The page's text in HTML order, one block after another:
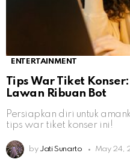
ENTERTAINMENT
Tips War Tiket
Lawan Ribuan Bot
Persiapkan diri untuk
tips war tiket konser ini!
by Jati Sunarto May 24,